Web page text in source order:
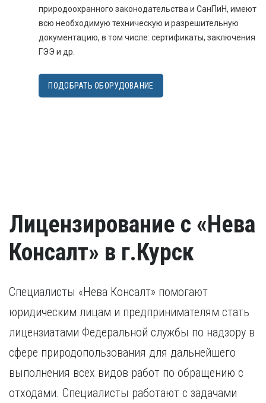
природоохранного законодательства и СанПиН, имеют
всю необходимую техническую и разрешительную
документацию, в том числе: сертификаты, заключения
ГЭЭ и др.
ПОДОБРАТЬ ОБОРУДОВАНИЕ
Лицензирование с «Нева
Консалт» в г.Курск
Специалисты «Нева Консалт» помогают
юридическим лицам и предпринимателям стать
лицензиатами Федеральной службы по надзору в
сфере природопользования для дальнейшего
выполнения всех видов работ по обращению с
отходами. Специалисты работают с задачами